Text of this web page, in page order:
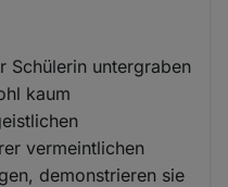
Schülerin untergraben
kaum
vermeintlichen
demonstrieren sie